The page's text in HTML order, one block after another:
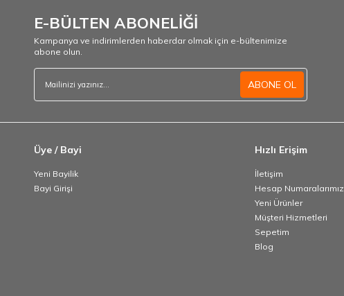
E-BÜLTEN ABONELİĞİ
Kampanya ve indirimlerden haberdar olmak için e-bültenimize
abone olun.
ABONE OL
Üye / Bayi
Yeni Bayilik
Bayi Girişi
Hızlı Erişim
İletişim
Hesap Numaralarımız
Yeni Ürünler
Müşteri Hizmetleri
Sepetim
Blog